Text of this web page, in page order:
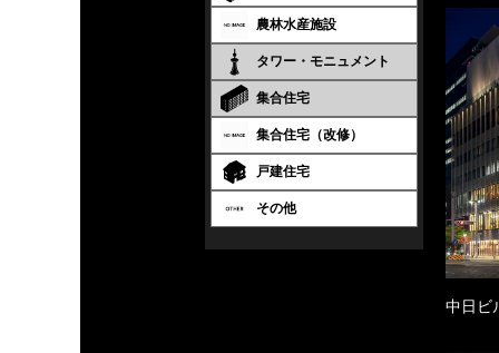
農林水産施設
タワー・モニュメント
集合住宅
集合住宅（改修）
戸建住宅
その他
中日ビ